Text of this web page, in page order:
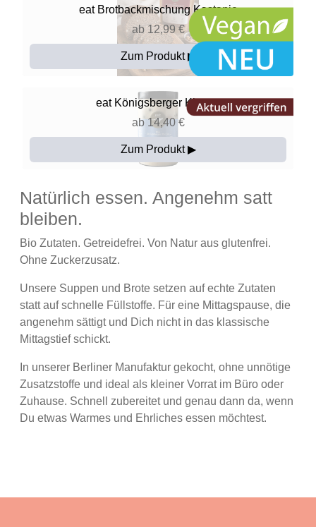
eat Brotbackmischung Kastanie
ab 12,99 €
Zum Produkt ▶
eat Königsberger Klopse
ab 14,40 €
Zum Produkt ▶
Natürlich essen. Angenehm satt
bleiben.
Bio Zutaten. Getreidefrei. Von Natur aus glutenfrei.
Ohne Zuckerzusatz.
Unsere Suppen und Brote setzen auf echte Zutaten
statt auf schnelle Füllstoffe. Für eine Mittagspause, die
angenehm sättigt und Dich nicht in das klassische
Mittagstief schickt.
In unserer Berliner Manufaktur gekocht, ohne unnötige
Zusatzstoffe und ideal als kleiner Vorrat im Büro oder
Zuhause. Schnell zubereitet und genau dann da, wenn
Du etwas Warmes und Ehrliches essen möchtest.